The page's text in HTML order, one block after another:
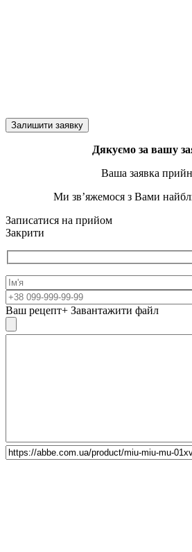
Дякуємо за вашу
Ваша заявка
Ми зв’яжемося з Вами
Записатися на прийом
Закрити
Ваш рецепт+ Завантажити файл